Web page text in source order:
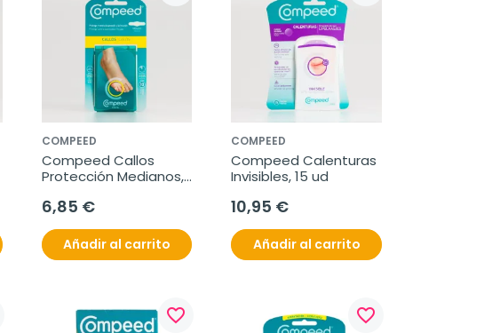
COMPEED
Compeed Callos
Protección Medianos,
6,85 €
Añadir al carrito
COMPEED
Compeed Calenturas
Invisibles, 15 ud
10,95 €
Añadir al carrito
favorite_border favorite_border